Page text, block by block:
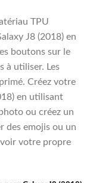
TPU
J8 (2018) en
boutons sur le
à utiliser. Les
Créez votre
en utilisant
ou créez un
des emojis ou un
votre propre